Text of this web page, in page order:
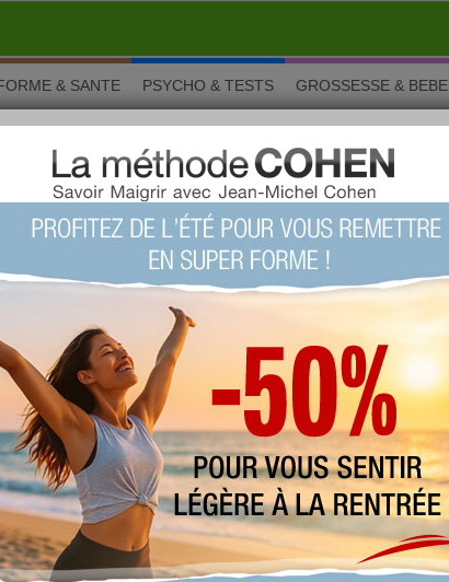
& SANTE PSYCHO & TESTS GROSSESSE & BEBE
recettes du pays aux milliers d'éléphants blancs ! La
composée de légumes, mais vous pouvez
à base de viandes, de poissons. Certaines recettes sont
du jour : Bananes au
tapioca
Vous connaissez peu ou pas les desserts
asiatiques et pourtant, ce dessert cambodgien
séduit toujours ! A tester !
appréciation :